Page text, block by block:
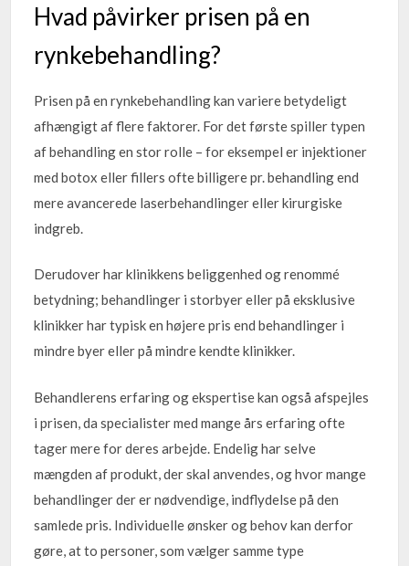
Hvad påvirker prisen på en
rynkebehandling?
Prisen på en rynkebehandling kan variere betydeligt
afhængigt af flere faktorer. For det første spiller typen
af behandling en stor rolle – for eksempel er injektioner
med botox eller fillers ofte billigere pr. behandling end
mere avancerede laserbehandlinger eller kirurgiske
indgreb.
Derudover har klinikkens beliggenhed og renommé
betydning; behandlinger i storbyer eller på eksklusive
klinikker har typisk en højere pris end behandlinger i
mindre byer eller på mindre kendte klinikker.
Behandlerens erfaring og ekspertise kan også afspejles
i prisen, da specialister med mange års erfaring ofte
tager mere for deres arbejde. Endelig har selve
mængden af produkt, der skal anvendes, og hvor mange
behandlinger der er nødvendige, indflydelse på den
samlede pris. Individuelle ønsker og behov kan derfor
gøre, at to personer, som vælger samme type